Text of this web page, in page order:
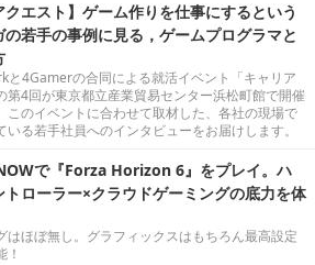
クエスト】ゲーム作りを仕事にするという
の若手の事例に見る，ゲームプログラマと
と4Gamerの合同による就活イベント「キャリア
第4回が東京都立産業貿易センター浜松町館で開催
このイベントに合わせて取材した、各社の現場で
いる若手社員へのインタビューをお届けします。
で『Forza Horizon 6』をプレイ。ハ
トローラー×クラウドゲーミングの底力を体
はほぼ無し。グラフィックスはもちろん最高設定
！